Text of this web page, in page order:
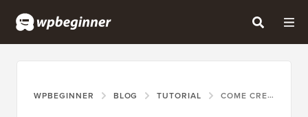
WPBEGINNER BLOG TUTORIAL COME CREARE SCHEDE RICETTA IN WORDPRESS (PASSO DOPO PASSO)